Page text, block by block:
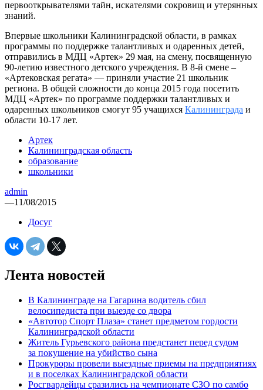
первооткрывателями тайн, искателями сокровищ и утерянных
знаний.
Впервые школьники Калининградской области, в рамках
программы по поддержке талантливых и одаренных детей,
отправились в МДЦ «Артек» 29 мая, на смену, посвященную
90-летию известного детского учреждения. В 8-й смене –
«Артековская регата» — приняли участие 21 школьник
региона. В общей сложности до конца 2015 года посетить
МДЦ «Артек» по программе поддержки талантливых и
одаренных школьников смогут 95 учащихся Калининграда и
области 10-17 лет.
Артек
Калининградская область
образование
школьники
admin
—11/08/2015
Досуг
Лента новостей
В Калининграде на Гагарина водитель сбил
велосипедиста при выезде со двора
«Автотор Спорт Плаза» станет предметом гордости
Калининградской области
Житель Гурьевского района предстанет перед судом
за покушение на убийство сына
Прокуроры провели выездные приемы на предприятиях
и в поселках Калининградской области
Росгвардейцы сразились на чемпионате СЗО по самбо